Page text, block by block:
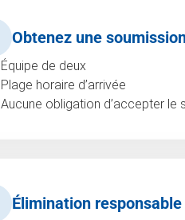
Obtenez une
Équipe de deux
Plage horaire d’arrivée
Aucune obligation d’accepter le
Élimination responsable